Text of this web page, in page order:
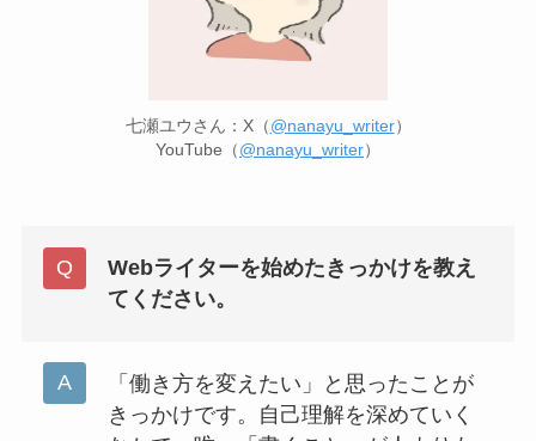
七瀬ユウさん：X（@nanayu_writer）
YouTube（@nanayu_writer）
Webライターを始めたきっかけを教え
てください。
「働き方を変えたい」と思ったことが
きっかけです。自己理解を深めていく